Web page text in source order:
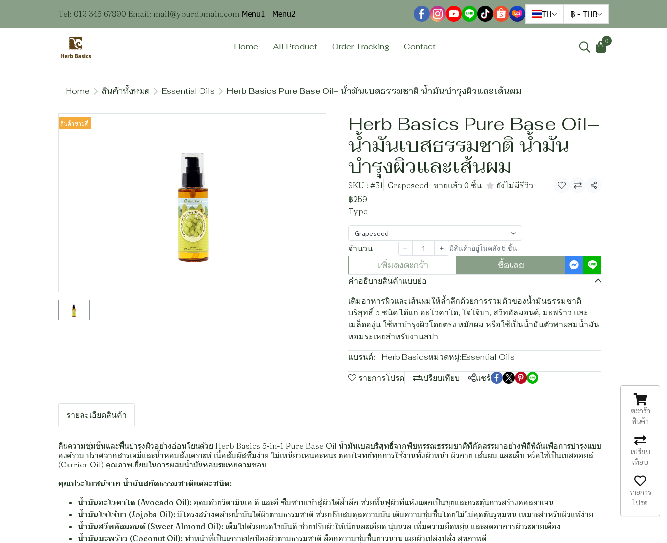
Tel: 012 345 67890 Email: mail@yourdomain.com Menu1 Menu2 TH ฿ - THB
Home All Product Order Tracking Contact
0
Home สินค้าทั้งหมด Essential Oils Herb Basics Pure Base Oil– น้ำมันเบสธรรมชาติ น้ำมันบำรุงผิวและเส้นผม
สินค้าขายดี
Herb Basics Pure Base Oil–
น้ำมันเบสธรรมชาติ น้ำมัน
บำรุงผิวและเส้นผม
SKU : #31 Grapeseed ขายแล้ว 0 ชิ้น ยังไม่มีรีวิว แชร์
฿259
Type
Grapeseed
จำนวน มีสินค้าอยู่ในคลัง 5 ชิ้น
เพิ่มลงตะกร้า ซื้อเลย
คำอธิบายสินค้าแบบย่อ
เติมอาหารผิวและเส้นผมให้ล้ำลึกด้วยการรวมตัวของน้ำมันธรรมชาติ
บริสุทธิ์ 5 ชนิด ได้แก่ อะโวคาโด, โจโจ้บา, สวีทอัลมอนด์, มะพร้าว และ
เมล็ดองุ่น ใช้ทาบำรุงผิวโดยตรง หมักผม หรือใช้เป็นน้ำมันตัวพาผสมน้ำมัน
หอมระเหยสำหรับงานสปา
แบรนด์: Herb Basicsหมวดหมู่:Essential Oils
รายการโปรด เปรียบเทียบ แชร์
รายละเอียดสินค้า
คืนความชุ่มชื้นและฟื้นบำรุงผิวอย่างอ่อนโยนด้วย Herb Basics 5-in-1 Pure Base Oil น้ำมันเบสบริสุทธิ์จากพืชพรรณธรรมชาติที่คัดสรรมาอย่างพิถีพิถันเพื่อการบำรุงแบบ
องค์รวม ปราศจากสารเคมีและน้ำหอมสังเคราะห์ เนื้อสัมผัสซึมง่าย ไม่เหนียวเหนอะหนะ ตอบโจทย์ทุกการใช้งานทั้งผิวหน้า ผิวกาย เส้นผม และเล็บ หรือใช้เป็นเบสออยล์
(Carrier Oil) คุณภาพเยี่ยมในการผสมน้ำมันหอมระเหยตามชอบ
คุณประโยชน์จาก น้ำมันสกัดธรรมชาติแต่ละชนิด:
น้ำมันอะโวคาโด (Avocado Oil): อุดมด้วยวิตามินเอ ดี และอี ซึมซาบเข้าสู่ผิวได้ล้ำลึก ช่วยฟื้นฟูผิวที่แห้งแตกเป็นขุยและกระตุ้นการสร้างคอลลาเจน
น้ำมันโจโจ้บา (Jojoba Oil): มีโครงสร้างคล้ายน้ำมันใต้ผิวตามธรรมชาติ ช่วยปรับสมดุลความมัน เติมความชุ่มชื้นโดยไม่ไม่อุดตันรูขุมขน เหมาะสำหรับผิวแพ้ง่าย
น้ำมันสวีทอัลมอนด์ (Sweet Almond Oil): เต็มไปด้วยกรดไขมันดี ช่วยปรับผิวให้เนียนละเอียด นุ่มนวล เพิ่มความยืดหยุ่น และลดอาการผิวระคายเคือง
น้ำมันมะพร้าว (Coconut Oil): ทำหน้าที่เป็นเกราะปกป้องผิวตามธรรมชาติ ล็อกความชุ่มชื้นยาวนาน เผยผิวเปล่งปลั่ง สุขภาพดี
ตะกร้า
สินค้า
เปรียบ
เทียบ
รายการ
โปรด